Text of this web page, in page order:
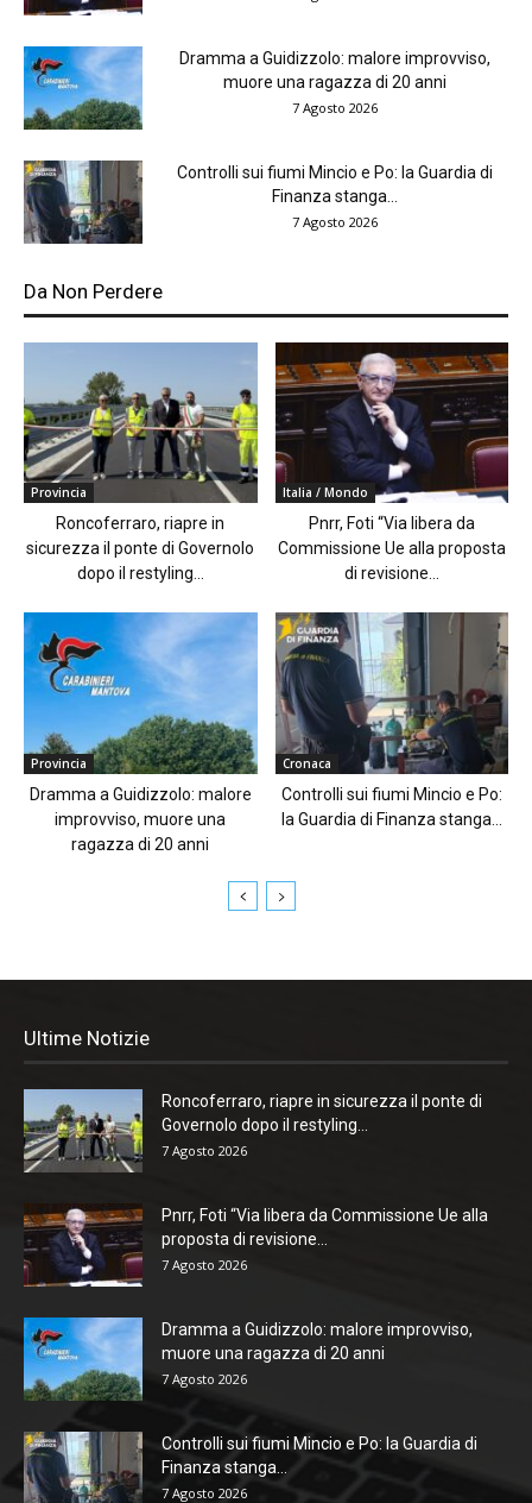
Dramma a Guidizzolo: malore improvviso,
muore una ragazza di 20 anni
7 Agosto 2026
Controlli sui fiumi Mincio e Po: la Guardia di
Finanza stanga...
7 Agosto 2026
Da Non Perdere
Provincia
Roncoferraro, riapre in
sicurezza il ponte di Governolo
dopo il restyling...
Italia / Mondo
Pnrr, Foti “Via libera da
Commissione Ue alla proposta
di revisione...
Provincia
Dramma a Guidizzolo: malore
improvviso, muore una
ragazza di 20 anni
Cronaca
Controlli sui fiumi Mincio e Po:
la Guardia di Finanza stanga...
Ultime Notizie
Roncoferraro, riapre in sicurezza il ponte di
Governolo dopo il restyling...
7 Agosto 2026
Pnrr, Foti “Via libera da Commissione Ue alla
proposta di revisione...
7 Agosto 2026
Dramma a Guidizzolo: malore improvviso,
muore una ragazza di 20 anni
7 Agosto 2026
Controlli sui fiumi Mincio e Po: la Guardia di
Finanza stanga...
7 Agosto 2026